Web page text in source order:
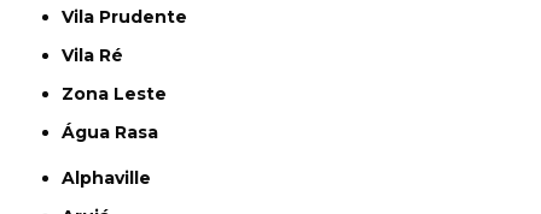
Vila Prudente
Vila Ré
Zona Leste
Água Rasa
Alphaville